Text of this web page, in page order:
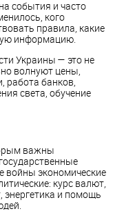
события и часто
кого
правила, какие
информацию.
Украины — это не
волнуют цены,
работа банков,
света, обучение
важны
войны экономические
курс валют,
энергетика и помощь